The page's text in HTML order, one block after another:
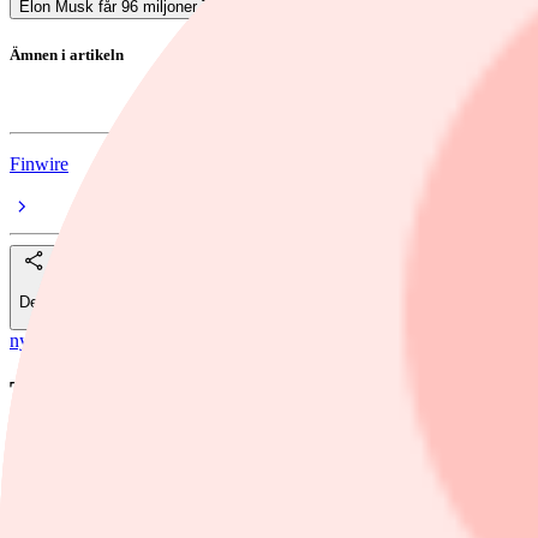
Elon Musk får 96 miljoner Tesla-aktier
Ämnen i artikeln
Finwire
Dela
nyheter
Teslas svenska försäljning rasar 84%